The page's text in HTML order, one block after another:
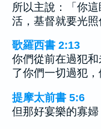
所以主說：「你
活，基督就要光照
歌羅西書 2:13
你們從前在過犯
了你們一切過犯
提摩太前書 5:6
但那好宴樂的寡婦